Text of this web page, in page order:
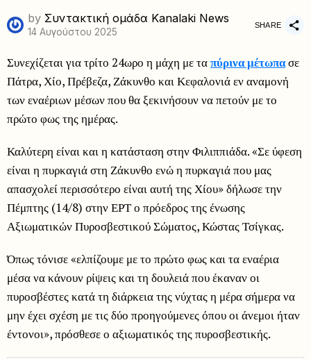
by Συντακτική ομάδα Kanalaki News
14 Αυγούστου 2025
SHARE
Συνεχίζεται για τρίτο 24ωρο η μάχη με ταπύρινα μέτωπασε
Πάτρα, Χίο, Πρέβεζα, Ζάκυνθο και Κεφαλονιά εν αναμονή
των εναέριων μέσων που θα ξεκινήσουν να πετούν με το
πρώτο φως της ημέρας.
Καλύτερη είναι και η κατάσταση στην Φιλιππιάδα. «Σε ύφεση
είναι η πυρκαγιά στη Ζάκυνθο ενώ η πυρκαγιά που μας
απασχολεί περισσότερο είναι αυτή της Χίου» δήλωσε την
Πέμπτης (14/8) στην ΕΡΤ ο πρόεδρος της ένωσης
Αξιωματικών Πυροσβεστικού Σώματος, Κώστας Τσίγκας.
Όπως τόνισε «ελπίζουμε με το πρώτο φως και τα εναέρια
μέσα να κάνουν ρίψεις και τη δουλειά που έκαναν οι
πυροσβέστες κατά τη διάρκεια της νύχτας η μέρα σήμερα να
μην έχει σχέση με τις δύο προηγούμενες όπου οι άνεμοι ήταν
έντονοι», πρόσθεσε ο αξιωματικός της πυροσβεστικής.